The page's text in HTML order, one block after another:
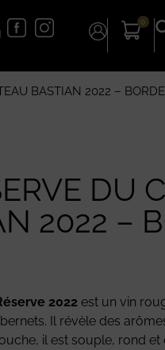
0
BASTIAN 2022 –
DU
2022 –
2022 est un vin
Il révèle des
il est souple, rond